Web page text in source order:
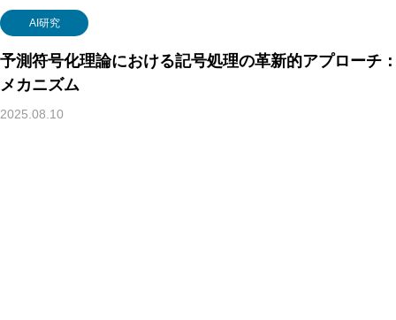
AI研究
予測符号化理論における記号処理の革新的アプローチ
メカニズム
2025.08.10